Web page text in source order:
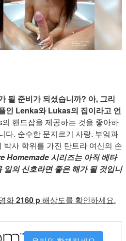
될 준비가 되셨습니까? 아, 그리
인 Lenka와 Lukas의 집이라고 언
핸드잡을 제공하는 것을 좋아하
다. 순수한 문지르기 사랑. 부엌과
사 학위를 가진 탄트라 여신의 손
Homemade 시리즈는 아직 베타
일의 신호라면 좋은 해가 될 것입니
화2160 p해상도를 확인하세요.